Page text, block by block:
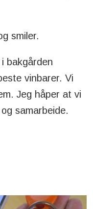
smiler.
bakgården
vinbarer. Vi
Jeg håper at vi
samarbeide.